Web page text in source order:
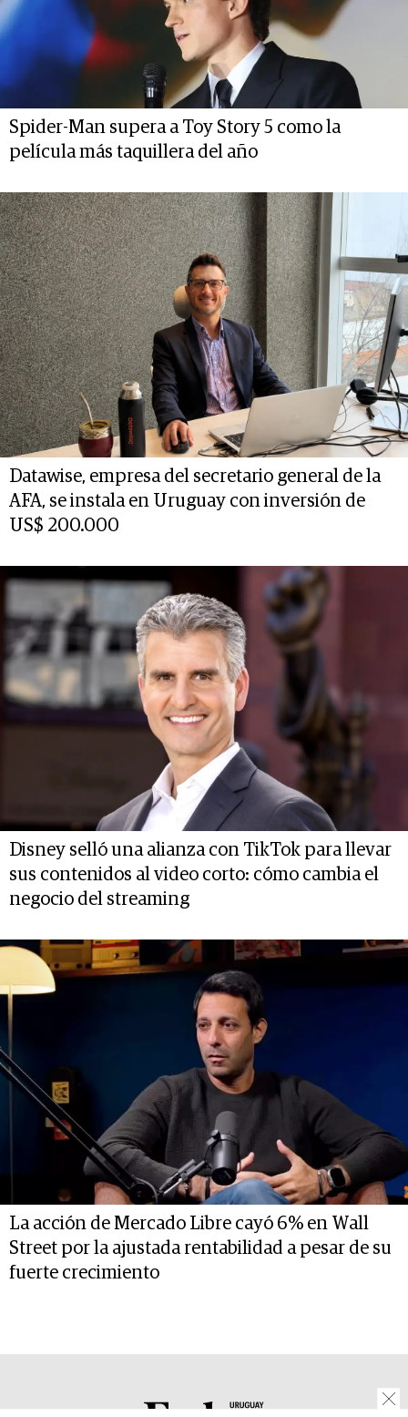
Spider-Man supera a Toy Story 5 como la
película más taquillera del año
Datawise, empresa del secretario general de la
AFA, se instala en Uruguay con inversión de
US$ 200.000
Disney selló una alianza con TikTok para llevar
sus contenidos al video corto: cómo cambia el
negocio del streaming
La acción de Mercado Libre cayó 6% en Wall
Street por la ajustada rentabilidad a pesar de su
fuerte crecimiento